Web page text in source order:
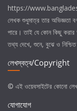
https://
লেখক শুধুমাত্র তার অভিজ্ঞতা
পারে। তাই যে কোন কিছু
তথ্য দেখে, শুনে, বুঝে ও
লেখস্বত্ব/Copyright
© এই ওয়েবসাইটের কোনো
যোগাযোগ